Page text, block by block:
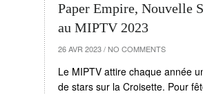
Paper Empire, Nouvelle
au MIPTV 2023
26 AVR 2023 / NO COMMENTS
Le MIPTV attire chaque année
de stars sur la Croisette. Pour